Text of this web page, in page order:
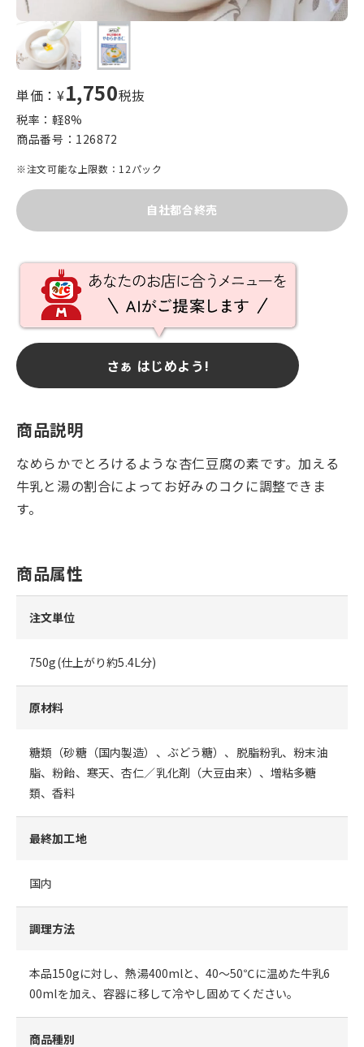
単価：¥1,750税抜
税率：軽8%
商品番号： 126872
※注文可能な上限数：12パック
自社都合終売
さぁ はじめよう!
商品説明
なめらかでとろけるような杏仁豆腐の素です。加える
牛乳と湯の割合によってお好みのコクに調整できま
す。
商品属性
注文単位
750g(仕上がり約5.4L分)
原材料
糖類（砂糖（国内製造）、ぶどう糖）、脱脂粉乳、粉末油
脂、粉飴、寒天、杏仁／乳化剤（大豆由来）、増粘多糖
類、香料
最終加工地
国内
調理方法
本品150gに対し、熱湯400mlと、40～50℃に温めた牛乳6
00mlを加え、容器に移して冷やし固めてください。
商品種別